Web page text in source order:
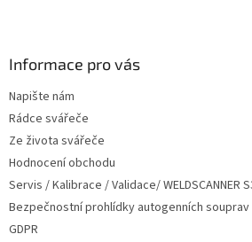
Informace pro vás
Napište nám
Rádce svářeče
Ze života svářeče
Hodnocení obchodu
Servis / Kalibrace / Validace/ WELDSCANNER
Bezpečnostní prohlídky autogenních souprav
GDPR